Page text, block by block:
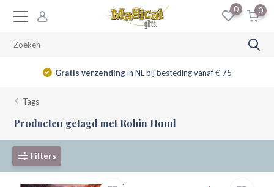
0 0
Gratis verzendingin NL bij besteding vanaf € 75
Tags
Producten getagd met Robin Hood
Filters